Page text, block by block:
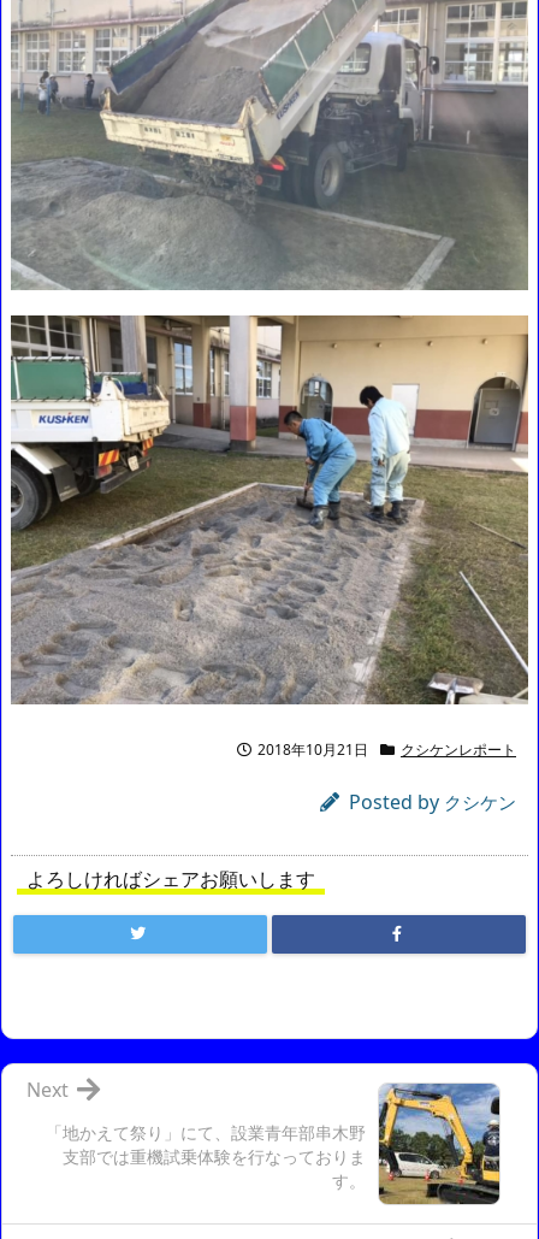
2018年10月21日 クシケンレポート
Posted by クシケン
よろしければシェアお願いします
「地かえて祭り」にて、設業青年部串木野
支部では重機試乗体験を行なっておりま
す。
Next